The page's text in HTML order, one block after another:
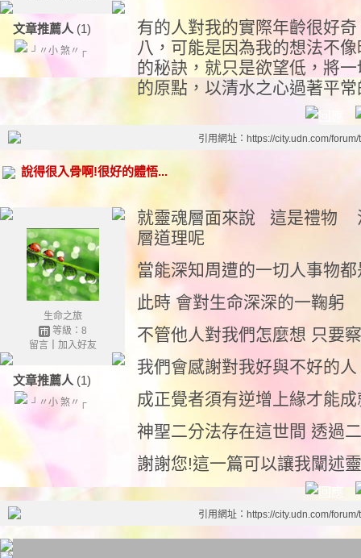
文章推薦人 (1)
┘〃小 煞〃┌
有的人對我的實際年齡很好
八，可能是因為我的想法不
的秘訣，就只是欲望低，將
的原點，以清水之心過著平
引用網址：https://city.udn.com/
說得很入骨啊!很好的體悟...
生命之旅
等級：8
留言｜ 加入好友
文章推薦人 (1)
┘〃小 煞〃┌
就靈魂層面來說 這是禮物
層道理呢
當能深知周遭的一切人事物
此時 會對生命深深的一鞠躬
不管他人對我們怎麼想 只要
我們會感謝對我好與不好的
成正覺者須有逆增上緣才能成
神聖二分法存在這世間 透過
謝謝您!這一篇可以讓我闡述
引用網址：https://city.udn.com/